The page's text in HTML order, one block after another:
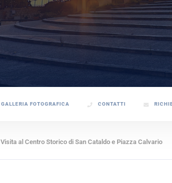
GALLERIA FOTOGRAFICA CONTATTI
Visita al Centro Storico di San Cataldo e Piazza Calvario